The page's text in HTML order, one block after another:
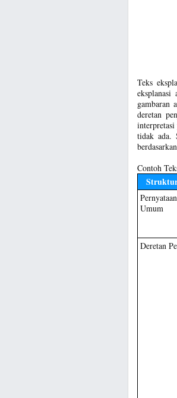
Teks
gambaran
deretan
tidak ada.
Contoh
Pernyataan
Umum
Deretan